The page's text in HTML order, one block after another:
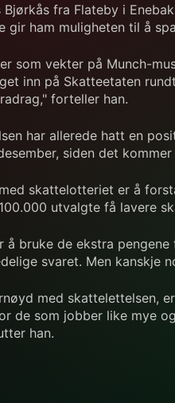
Bjørkås fra Flateby i
gir ham muligheten til å
som vekter på Munch-
inn på Skatteetaten
forteller han.
har allerede hatt en
siden det
skattelotteriet er å
utvalgte få lavere
å bruke de ekstra
svaret. Men kanskje
med skattelettelsen,
de som jobber like mye
han.